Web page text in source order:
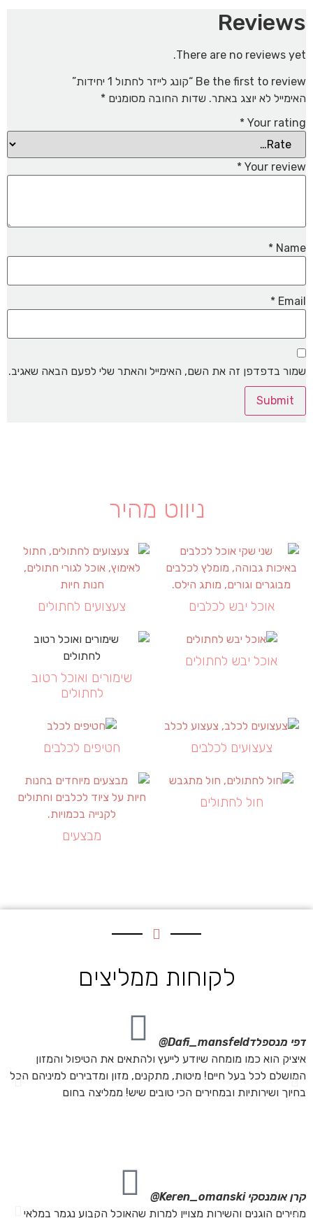
Reviews
There are no reviews yet.
Be the first to review “קונג לייזר לחתול 1 יחידות”
האימייל לא יוצג באתר. שדות החובה מסומנים *
Your rating
*
Your review
*
Name
*
Email
*
שמור בדפדפן זה את השם, האימייל והאתר שלי לפעם הבאה שאגיב.
ניווט מהיר
אוכל יבש לכלבים צעצועים לחתולים
אוכל יבש לחתולים
שימורים ואוכל רטוב
לחתולים
צעצועים לכלבים חטיפים לכלבים
חול לחתולים
מבצעים
לקוחות ממליצים
דפי מנספלדDafi_mansfeld@
איציק הוא כמו מומחה שיודע לייעץ ולהתאים את הטיפול והמזון
המושלם לכל בעל חיים! מיטות, מתקנים, מזון ומדבירים למיניהם הכל
בחיוך ושירותיות ובמחירים הכי טובים שיש! ממליצה בחום
קרן אומנסקיKeren_omanski@
מחירים הוגנים והשירות מצויין למרות שהאוכל הקבוע נגמר במלאי